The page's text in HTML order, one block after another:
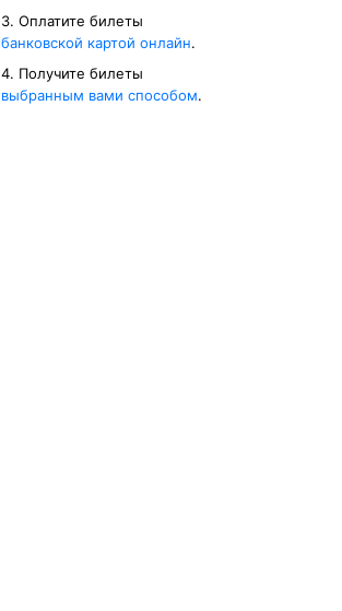
3. Оплатите билеты
банковской картой онлайн.
4. Получите билеты
выбранным вами способом.